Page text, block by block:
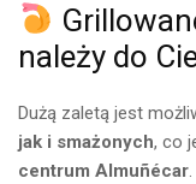
należy do
Dużą zaletą jest
jak i smażonych, co
centrum Almuñécar.